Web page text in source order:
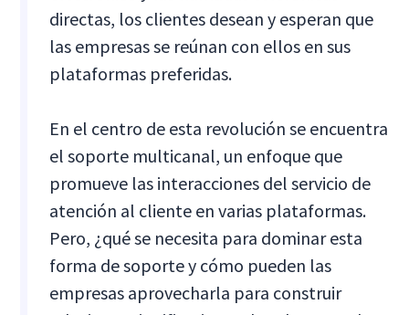
directas, los clientes desean y esperan que
las empresas se reúnan con ellos en sus
plataformas preferidas.
En el centro de esta revolución se encuentra
el soporte multicanal, un enfoque que
promueve las interacciones del servicio de
atención al cliente en varias plataformas.
Pero, ¿qué se necesita para dominar esta
forma de soporte y cómo pueden las
empresas aprovecharla para construir